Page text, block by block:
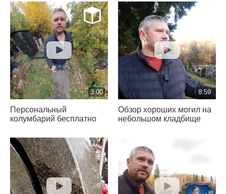
3:00
Персональный
колумбарий бесплатно
8:59
Обзор хороших могил на
небольшом кладбище